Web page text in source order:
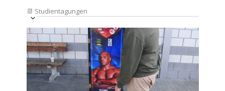
📆 Studientagungen
Ansichten-
Navigation
Veranstaltung
Ansichten-
Navigation
Datum
auswählen.
List
of
Veranstaltungen
in
Photo
View